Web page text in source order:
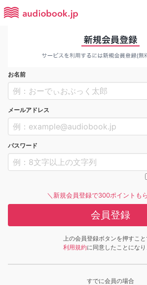
お名前
メールアドレス
パスワード
＼新規会員登録で300ポイントも
会員登録
上の会員登録ボタンを押すこと
利用規約に同意したことにな
すでに会員の場合